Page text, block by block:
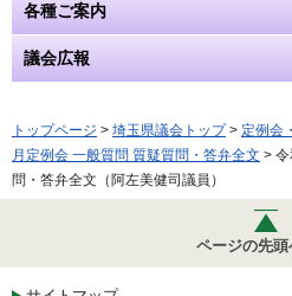
各種ご案内
議会広報
トップページ > 埼玉県議会トップ> 定例会
月定例会 一般質問 質疑質問・答弁全文 >
問・答弁全文（阿左美健司議員）
ページの先頭